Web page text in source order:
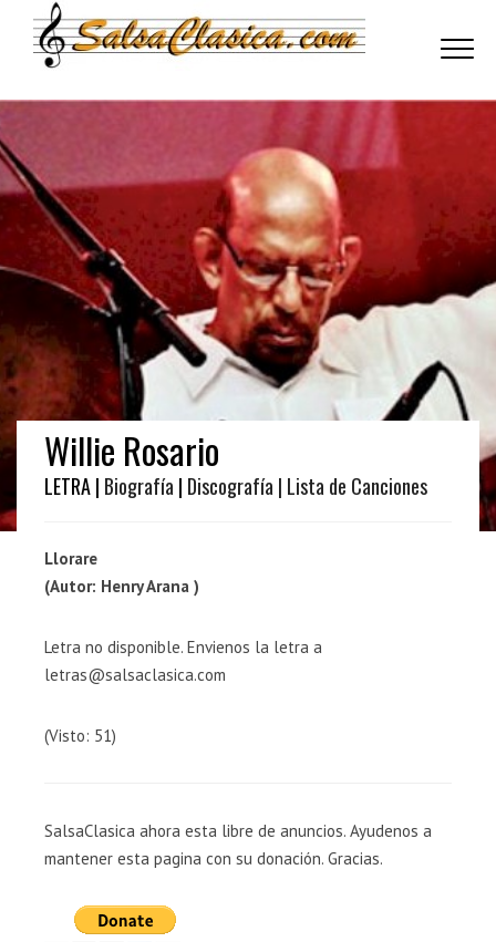
Willie Rosario
LETRA | Biografía | Discografía | Lista de Canciones
Llorare
(Autor: Henry Arana )
Letra no disponible. Envienos la letra a
letras@salsaclasica.com
(Visto: 51)
SalsaClasica ahora esta libre de anuncios. Ayudenos a
mantener esta pagina con su donación. Gracias.